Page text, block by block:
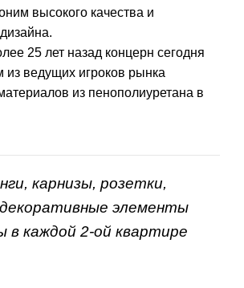
высокого качества и
25 лет назад концерн сегодня
из ведущих игроков рынка
из пенополиуретана в
карнизы, розетки,
элементы
в каждой 2-ой квартире